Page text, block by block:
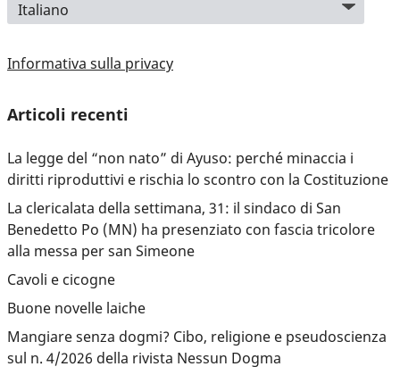
Informativa sulla privacy
Articoli recenti
La legge del “non nato” di Ayuso: perché minaccia i
diritti riproduttivi e rischia lo scontro con la Costituzione
La clericalata della settimana, 31: il sindaco di San
Benedetto Po (MN) ha presenziato con fascia tricolore
alla messa per san Simeone
Cavoli e cicogne
Buone novelle laiche
Mangiare senza dogmi? Cibo, religione e pseudoscienza
sul n. 4/2026 della rivista Nessun Dogma